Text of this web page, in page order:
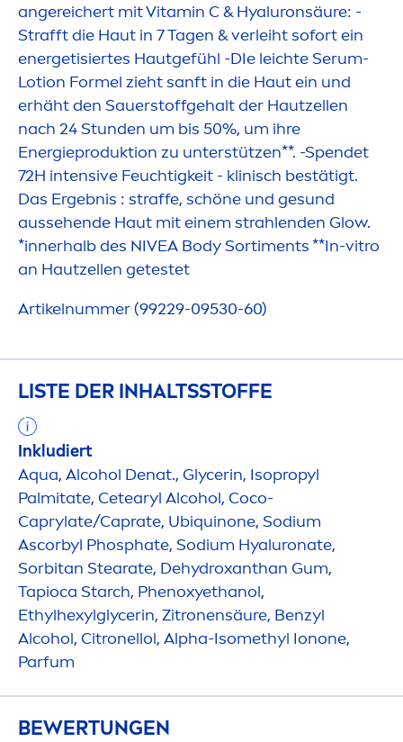
angereichert mitVitamin C &Hyaluronsäure: -
Strafft die Haut in 7 Tagen & verleiht sofort ein
energetisiertes Hautgefühl -DIe leichte Serum-
Lotion Formel zieht sanft in die Haut ein und
erhäht den Sauerstoffgehalt der Hautzellen
nach 24 Stunden um bis 50%, um ihre
Energieproduktion zu unterstützen**. -Spendet
72H intensive Feuchtigkeit - klinisch bestätigt.
Das Ergebnis : straffe, schöne und gesund
aussehende Haut mit einem strahlenden Glow.
*innerhalb des NIVEA Body Sortiments **In-vitro
an Hautzellen getestet
Artikelnummer (99229-09530-60)
LISTE DER INHALTSSTOFFE
Inkludiert
Aqua, Alcohol Denat., Glycerin, Isopropyl
Palmitate, Cetearyl Alcohol, Coco-
Caprylate/Caprate, Ubiquinone, Sodium
Ascorbyl Phosphate, Sodium Hyaluronate,
Sorbitan Stearate, Dehydroxanthan Gum,
Tapioca Starch, Phenoxyethanol,
Ethylhexylglycerin, Zitronensäure, Benzyl
Alcohol, Citronellol, Alpha-Isomethyl Ionone,
Parfum
BEWERTUNGEN